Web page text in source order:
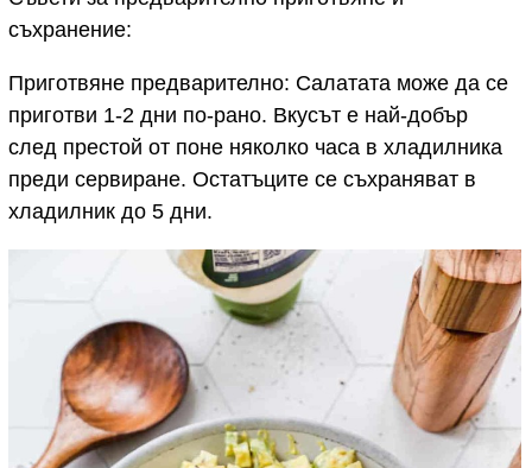
съхранение:
Приготвяне предварително: Салатата може да се
приготви 1-2 дни по-рано. Вкусът е най-добър
след престой от поне няколко часа в хладилника
преди сервиране. Остатъците се съхраняват в
хладилник до 5 дни.